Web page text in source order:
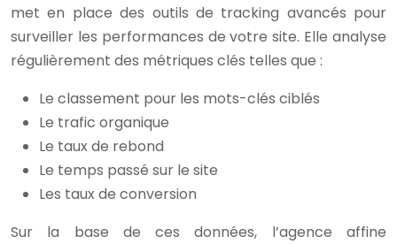
met en place des outils de tracking avancés pour
surveiller les performances de votre site. Elle analyse
régulièrement des métriques clés telles que :
Le classement pour les mots-clés ciblés
Le trafic organique
Le taux de rebond
Le temps passé sur le site
Les taux de conversion
Sur la base de ces données, l’agence affine